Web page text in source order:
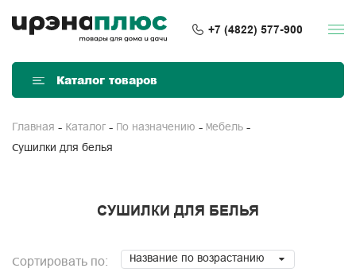
+7 (4822) 577-900
Каталог товаров
Главная Каталог По назначению
Мебель
Сушилки для белья
СУШИЛКИ ДЛЯ БЕЛЬЯ
Сортировать по: Название по возрастанию